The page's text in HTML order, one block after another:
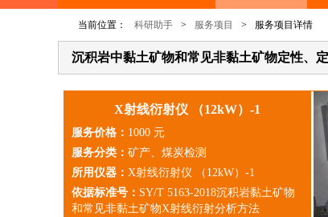
当前位置： 科研助手 > 服务项目 > 服务项目详情
沉积岩中黏土矿物和常见非黏土矿物定性、
X射线衍射仪 （12kW）-1
服务价格： 1000 元
服务分类： 矿产、煤炭检测
所用仪器： X射线衍射仪 （12kW）-1
依据标准号： SY/T 5163-2018沉积岩黏土矿物
和常见非黏土矿物X射线衍射分析方法